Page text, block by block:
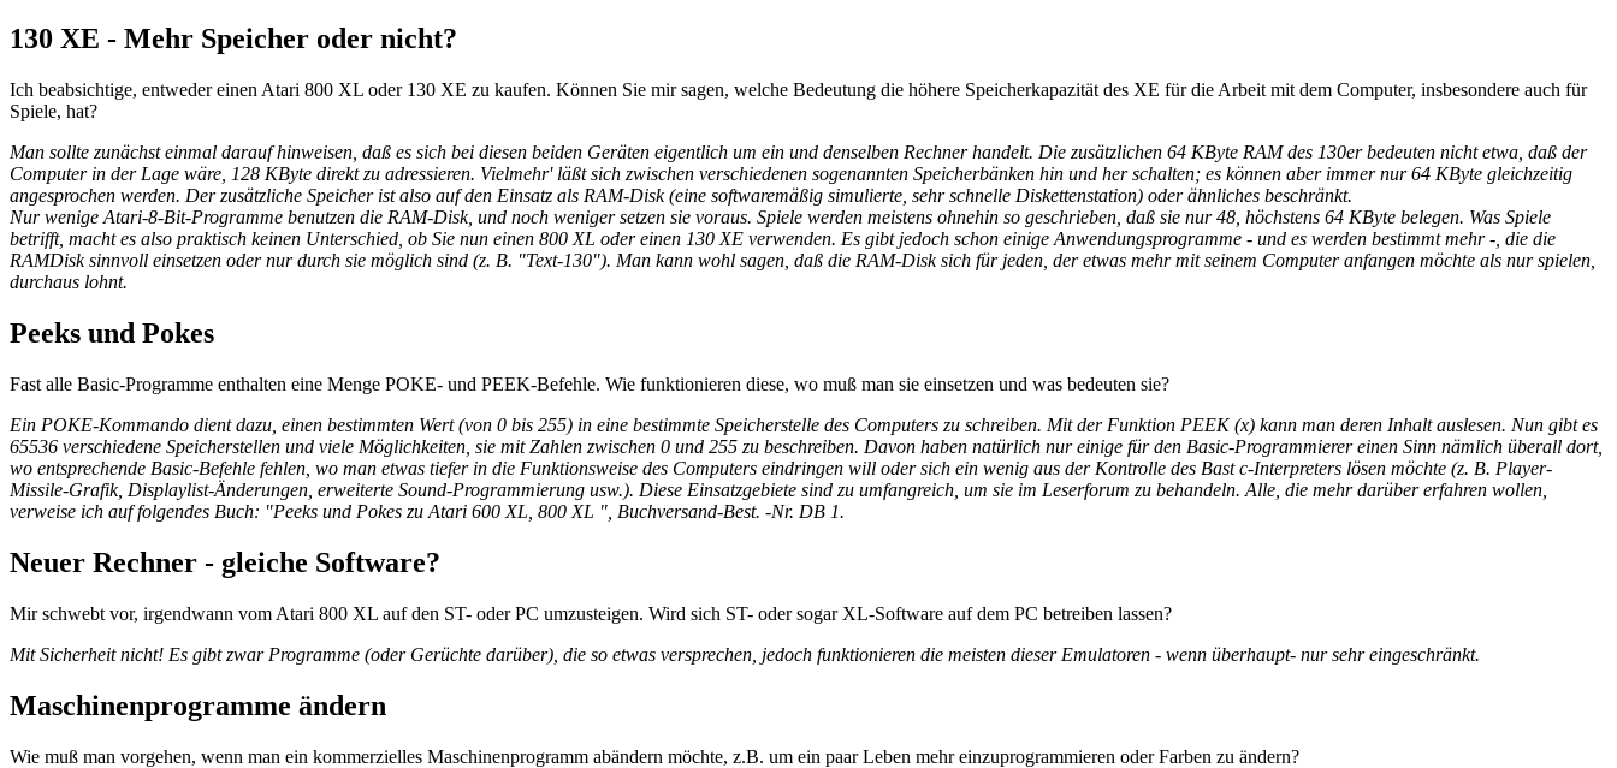
130 XE - Mehr Speicher oder nicht?
Ich beabsichtige, entweder einen Atari 800 XL oder 130 XE zu kaufen. Können Sie mir sagen, welche Bedeutung die höhere Speicherkapazität des XE für die Arbeit mit dem Computer, insbesondere auch für
Spiele, hat?
Man sollte zunächst einmal darauf hinweisen, daß es sich bei diesen beiden Geräten eigentlich um ein und denselben Rechner handelt. Die zusätzlichen 64 KByte RAM des 130er bedeuten nicht etwa, daß der
Computer in der Lage wäre, 128 KByte direkt zu adressieren. Vielmehr' läßt sich zwischen verschiedenen sogenannten Speicherbänken hin und her schalten; es können aber immer nur 64 KByte gleichzeitig
angesprochen werden. Der zusätzliche Speicher ist also auf den Einsatz als RAM-Disk (eine softwaremäßig simulierte, sehr schnelle Diskettenstation) oder ähnliches beschränkt.
Nur wenige Atari-8-Bit-Programme benutzen die RAM-Disk, und noch weniger setzen sie voraus. Spiele werden meistens ohnehin so geschrieben, daß sie nur 48, höchstens 64 KByte belegen. Was Spiele
betrifft, macht es also praktisch keinen Unterschied, ob Sie nun einen 800 XL oder einen 130 XE verwenden. Es gibt jedoch schon einige Anwendungsprogramme - und es werden bestimmt mehr -, die die
RAMDisk sinnvoll einsetzen oder nur durch sie möglich sind (z. B. "Text-130"). Man kann wohl sagen, daß die RAM-Disk sich für jeden, der etwas mehr mit seinem Computer anfangen möchte als nur spielen,
durchaus lohnt.
Peeks und Pokes
Fast alle Basic-Programme enthalten eine Menge POKE- und PEEK-Befehle. Wie funktionieren diese, wo muß man sie einsetzen und was bedeuten sie?
Ein POKE-Kommando dient dazu, einen bestimmten Wert (von 0 bis 255) in eine bestimmte Speicherstelle des Computers zu schreiben. Mit der Funktion PEEK (x) kann man deren Inhalt auslesen. Nun gibt es
65536 verschiedene Speicherstellen und viele Möglichkeiten, sie mit Zahlen zwischen 0 und 255 zu beschreiben. Davon haben natürlich nur einige für den Basic-Programmierer einen Sinn nämlich überall dort,
wo entsprechende Basic-Befehle fehlen, wo man etwas tiefer in die Funktionsweise des Computers eindringen will oder sich ein wenig aus der Kontrolle des Bast c-Interpreters lösen möchte (z. B. Player-
Missile-Grafik, Displaylist-Änderungen, erweiterte Sound-Programmierung usw.). Diese Einsatzgebiete sind zu umfangreich, um sie im Leserforum zu behandeln. Alle, die mehr darüber erfahren wollen,
verweise ich auf folgendes Buch: "Peeks und Pokes zu Atari 600 XL, 800 XL ", Buchversand-Best. -Nr. DB 1.
Neuer Rechner - gleiche Software?
Mir schwebt vor, irgendwann vom Atari 800 XL auf den ST- oder PC umzusteigen. Wird sich ST- oder sogar XL-Software auf dem PC betreiben lassen?
Mit Sicherheit nicht! Es gibt zwar Programme (oder Gerüchte darüber), die so etwas versprechen, jedoch funktionieren die meisten dieser Emulatoren - wenn überhaupt- nur sehr eingeschränkt.
Maschinenprogramme ändern
Wie muß man vorgehen, wenn man ein kommerzielles Maschinenprogramm abändern möchte, z.B. um ein paar Leben mehr einzuprogrammieren oder Farben zu ändern?